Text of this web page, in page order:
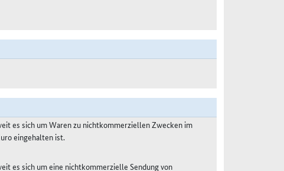
es sich um Waren zu nichtkommerziellen Zwecken im
eingehalten ist.
es sich um eine nichtkommerzielle Sendung von